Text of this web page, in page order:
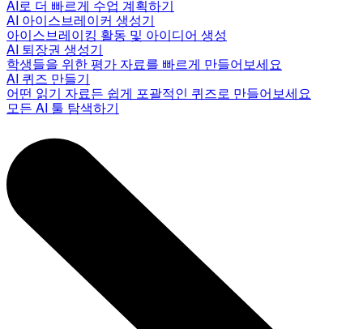
AI로 더 빠르게 수업 계획하기
AI 아이스브레이커 생성기
아이스브레이킹 활동 및 아이디어 생성
AI 퇴장권 생성기
학생들을 위한 평가 자료를 빠르게 만들어보세요
AI 퀴즈 만들기
어떤 읽기 자료든 쉽게 포괄적인 퀴즈로 만들어보세요
모든 AI 툴 탐색하기